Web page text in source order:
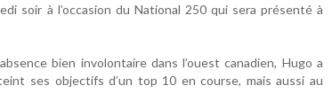
soir à l’occasion du National 250 qui sera présenté à
bien involontaire dans l’ouest canadien, Hugo a
ses objectifs d’un top 10 en course, mais aussi au